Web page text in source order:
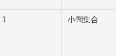
1 小問集合